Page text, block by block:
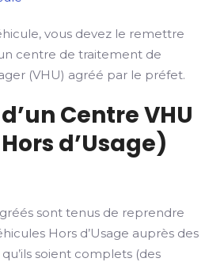
vous devez le remettre
centre de traitement de
(VHU) agréé par le préfet.
Centre VHU
d’Usage)
sont tenus de reprendre
Hors d’Usage auprès des
soient complets (des